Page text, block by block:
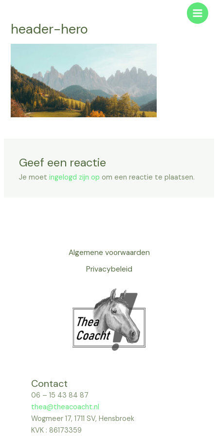
Main
header-hero
Geef een reactie
Je moetingelogd zijn op om een reactie te plaatsen.
Algemene voorwaarden
Privacybeleid
Contact
06 – 15 43 84 87
thea@theacoacht.nl
Wogmeer 17, 1711 SV, Hensbroek
KVK : 86173359